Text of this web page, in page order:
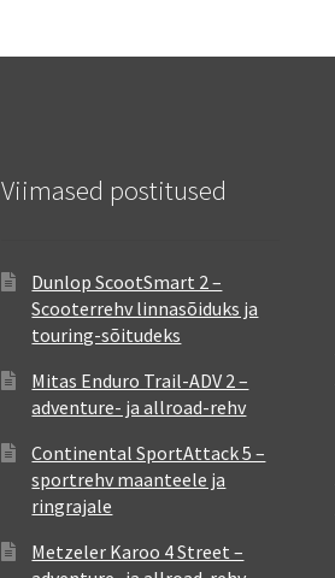
Viimased postitused
Dunlop ScootSmart 2 –
Scooterrehv linnasõiduks ja
touring-sõitudeks
Mitas Enduro Trail-ADV 2 –
adventure- ja allroad-rehv
Continental SportAttack 5 –
sportrehv maanteele ja
ringrajale
Metzeler Karoo 4 Street –